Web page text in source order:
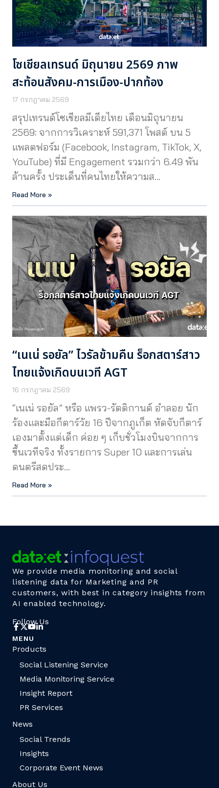
โซเชียลเทรนด์ มิถุนายน 2569 ภาพ
สะท้อนสังคม-การเมือง-ปากท้อง
17 กรกฎาคม 2569
สรุปเทรนด์โซเชียลมีเดียไทย เดือนมิถุนายน
2569: จากการวิเคราะห์ 591,371 โพสต์ บน 5
แพลตฟอร์ม (Facebook, Instagram, TikTok, X,
YouTube) ที่มี Engagement รวมกว่า 6.49 พัน
ล้านครั้ง ประเด็นที่คนไทยให้ความส…
Read More »
“เนเน่ รอยัล” ไวรัลข้ามคืน ร็อกสตาร์สาว
ไทยแจ้งเกิดบนเวที AGT
16 กรกฎาคม 2569
“เนเน่ รอยัล” หรือ แพรว-รัตติกานต์ อำลอย นัก
ร้องและมือกีตาร์วัย 16 ปีจากภูเก็ต หัดจับกีตาร์
เองมาตั้งแต่เด็ก ค่อย ๆ เก็บชั่วโมงบินจากการ
ขึ้นเวทีจริง ทั้งรายการ Super 10 และการเล่น
ดนตรีสดประ…
Read More »
We provide media monitoring and social
listening data for Marketing and PR
customers, with best in category insights from
AI enabled technology.
Follow Us
MENU
Products
Social Listening Service
Media Monitoring Service
Insight Report
PR Services
News
Social Trends
Insights
Corporate Event News
About Us